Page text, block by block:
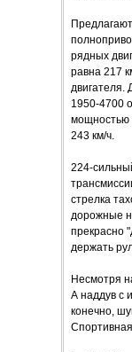
рядных
равна 217
двигателя.
1950-4700
мощностью
243 км/ч.
224-
стрелка
дорожные
прекрасно
держать
Несмотря
А наддув с
конечно,